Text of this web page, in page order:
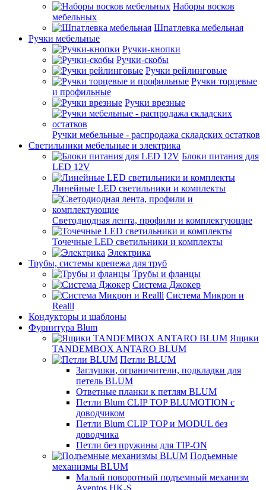
Наборы восков
мебельных
Шпатлевка мебельная
Ручки мебельные
Ручки-кнопки
Ручки-скобы
Ручки рейлинговые
Ручки торцевые
и профильные
Ручки врезные
Ручки мебельные - распродажа складских остатков
Светильники мебельные и электрика
Блоки питания для
LED 12V
Линейные LED светильники и комплекты
Светодиодная лента, профили и комплектующие
Точечные LED светильники и комплекты
Электрика
Трубы, системы крепежа для труб
Трубы и фланцы
Система Джокер
Система Микрон и
Realll
Кондукторы и шаблоны
Фурнитура Blum
Ящики
TANDEMBOX ANTARO BLUM
Петли BLUM
Заглушки, ограничители, подкладки для
петель BLUM
Ответные планки к петлям BLUM
Петли Blum CLIP TOP BLUMOTION с
доводчиком
Петли Blum CLIP TOP и MODUL без
доводчика
Петли без пружины для TIP-ON
Подъемные
механизмы BLUM
Малый поворотный подъемный механизм
Aventos HK-S